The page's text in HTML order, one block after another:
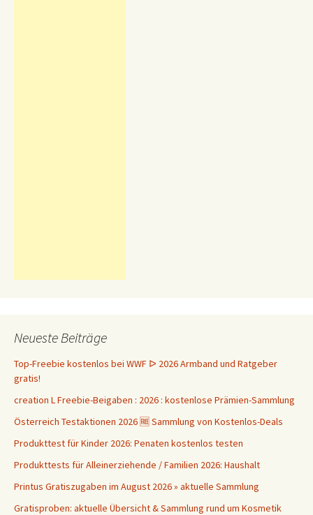
Neueste Beiträge
Top-Freebie kostenlos bei WWF ᐅ 2026 Armband und Ratgeber
gratis!
creation L Freebie-Beigaben : 2026 : kostenlose Prämien-Sammlung
Österreich Testaktionen 2026 🆓 Sammlung von Kostenlos-Deals
Produkttest für Kinder 2026: Penaten kostenlos testen
Produkttests für Alleinerziehende / Familien 2026: Haushalt
Printus Gratiszugaben im August 2026 » aktuelle Sammlung
Gratisproben: aktuelle Übersicht & Sammlung rund um Kosmetik